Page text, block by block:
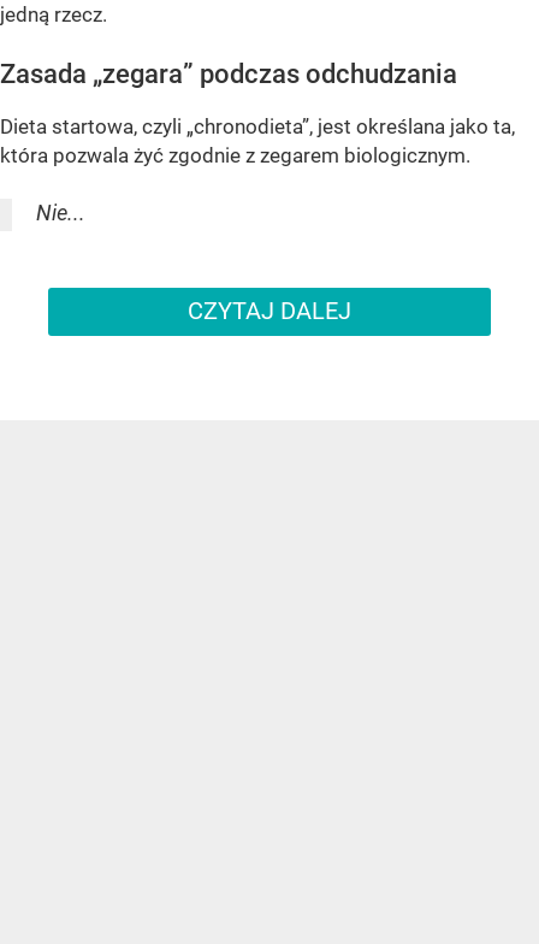
jedną rzecz.
Zasada „zegara” podczas odchudzania
Dieta startowa, czyli „chronodieta”, jest określana jako ta,
która pozwala żyć zgodnie z zegarem biologicznym.
Nie...
CZYTAJ DALEJ